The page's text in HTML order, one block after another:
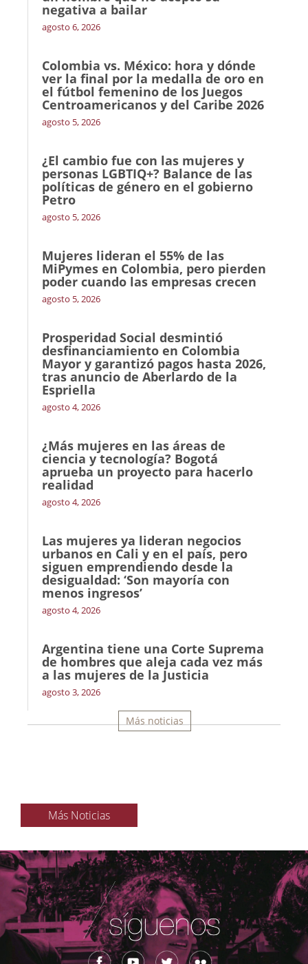
negativa a bailar
agosto 6, 2026
Colombia vs. México: hora y dónde
ver la final por la medalla de oro en
el fútbol femenino de los Juegos
Centroamericanos y del Caribe 2026
agosto 5, 2026
¿El cambio fue con las mujeres y
personas LGBTIQ+? Balance de las
políticas de género en el gobierno
Petro
agosto 5, 2026
Mujeres lideran el 55% de las
MiPymes en Colombia, pero pierden
poder cuando las empresas crecen
agosto 5, 2026
Prosperidad Social desmintió
desfinanciamiento en Colombia
Mayor y garantizó pagos hasta 2026,
tras anuncio de Aberlardo de la
Espriella
agosto 4, 2026
¿Más mujeres en las áreas de
ciencia y tecnología? Bogotá
aprueba un proyecto para hacerlo
realidad
agosto 4, 2026
Las mujeres ya lideran negocios
urbanos en Cali y en el país, pero
siguen emprendiendo desde la
desigualdad: ‘Son mayoría con
menos ingresos’
agosto 4, 2026
Argentina tiene una Corte Suprema
de hombres que aleja cada vez más
a las mujeres de la Justicia
agosto 3, 2026
Más noticias
Más Noticias